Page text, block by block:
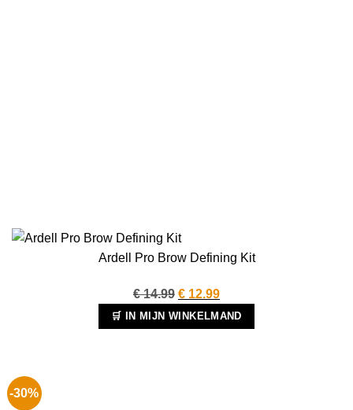
Ardell Pro Brow Defining Kit
€14.99 Oorspronkelijke
prijs
was:
€ 12.99Huidige
prijs
is:
🛒 IN MIJN WINKELMAND
-30%